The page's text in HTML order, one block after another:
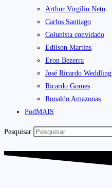
Arthur Virgílio Neto
Carlos Santiago
Colunista convidado
Edilson Martins
Eron Bezerra
José Ricardo Weddling
Ricardo Gomes
Ronaldo Amazonas
PodMAIS
Pesquisar